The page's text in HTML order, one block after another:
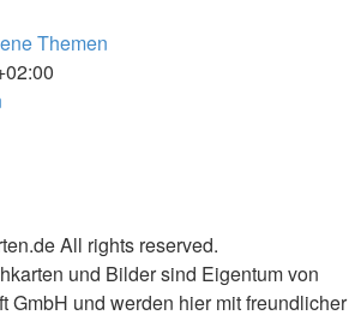
Themen
All rights reserved.
und Bilder sind Eigentum von
GmbH und werden hier mit freundlicher